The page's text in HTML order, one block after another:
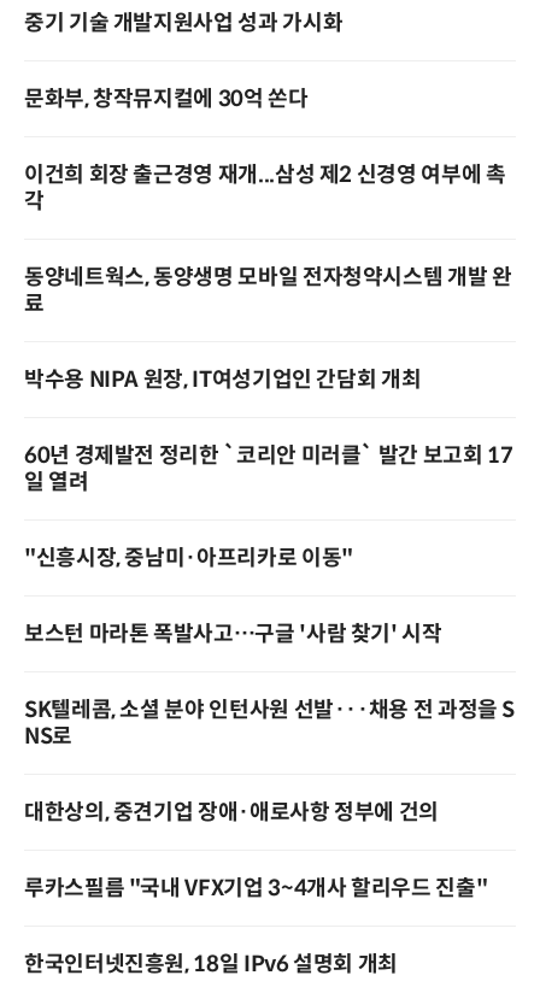
중기 기술 개발지원사업 성과 가시화
문화부, 창작뮤지컬에 30억 쏜다
이건희 회장 출근경영 재개...삼성 제2 신경영 여부에 촉
각
동양네트웍스, 동양생명 모바일 전자청약시스템 개발 완
료
박수용 NIPA 원장, IT여성기업인 간담회 개최
60년 경제발전 정리한 `코리안 미러클` 발간 보고회 17
일 열려
"신흥시장, 중남미·아프리카로 이동"
보스턴 마라톤 폭발사고…구글 '사람 찾기' 시작
SK텔레콤, 소셜 분야 인턴사원 선발···채용 전 과정을 S
NS로
대한상의, 중견기업 장애·애로사항 정부에 건의
루카스필름 "국내 VFX기업 3~4개사 할리우드 진출"
한국인터넷진흥원, 18일 IPv6 설명회 개최